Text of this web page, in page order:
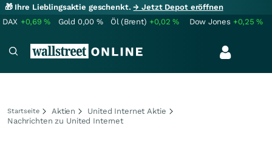
🎁 Ihre Lieblingsaktie geschenkt.→ Jetzt Depot eröffnen
DAX +0,69% Gold 0,00 % Öl (Brent) +0,02% Dow Jones +0,25%
Startseite Aktien
United Internet Aktie
Nachrichten zu United Internet